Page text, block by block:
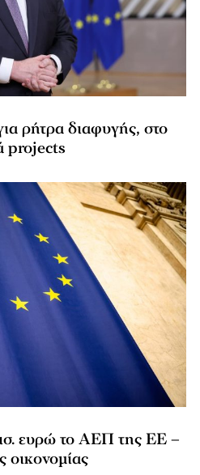
ρήτρα διαφυγής, στο
projects
ευρώ το ΑΕΠ της ΕΕ –
οικονομίας